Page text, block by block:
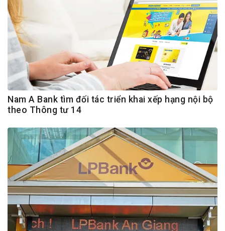
Nam A Bank tìm đối tác triển khai xếp hạng nội bộ
theo Thông tư 14